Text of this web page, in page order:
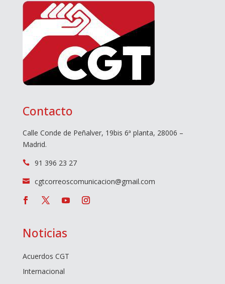
Contacto
Calle Conde de Peñalver, 19bis 6ª planta, 28006 –
Madrid.
 91 396 23 27
 cgtcorreoscomunicacion@gmail.com
Noticias
Acuerdos CGT
Internacional